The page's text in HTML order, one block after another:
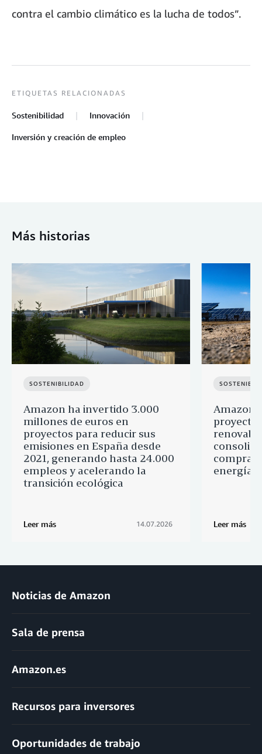
contra el cambio climático es la lucha de todos”.
ETIQUETAS RELACIONADAS
Sostenibilidad Innovación
Inversión y creación de empleo
Más historias
SOSTENIBILIDAD
Amazon ha invertido 3.000
millones de euros en
proyectos para reducir sus
emisiones en España desde
2021, generando hasta 24.000
empleos y acelerando la
transición ecológica
Leer más 14.07.2026
Amazon
energía
Leer más
Noticias de Amazon
Sala de prensa
Amazon.es
Recursos para inversores
Oportunidades de trabajo